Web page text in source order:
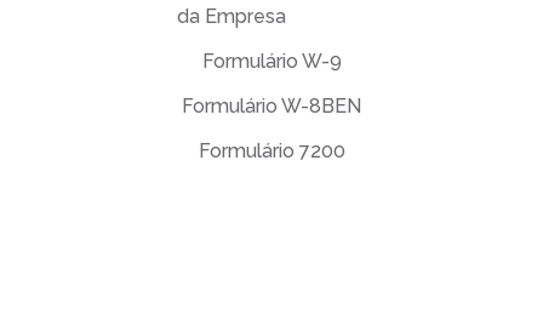
da Empresa
Formulário W-9
Formulário W-8BEN
Formulário 7200